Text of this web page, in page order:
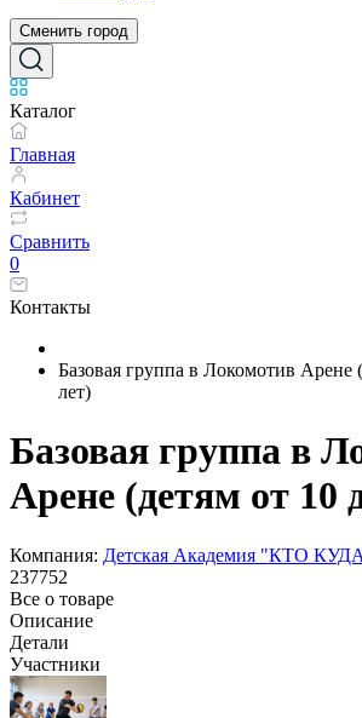
Сменить город
Каталог
Главная
Кабинет
Сравнить
0
Контакты
Базовая группа в Локомотив Арене
лет)
Базовая группа в
Арене (детям от 10
Компания: Детская Академия "КТО
237752
Все о товаре
Описание
Детали
Участники